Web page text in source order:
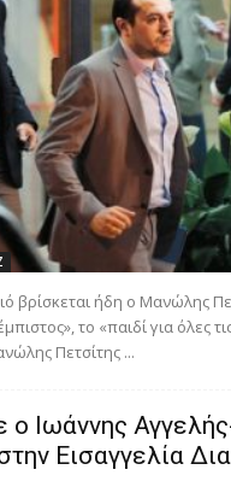
βρίσκεται ήδη ο Μανώλης
το «παιδί για όλες
Πετσίτης ...
ο Ιωάννης
Εισαγγελία